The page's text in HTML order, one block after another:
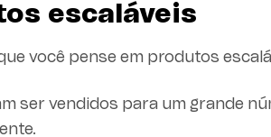
escaláveis
você pense em produtos
ser vendidos para um grande